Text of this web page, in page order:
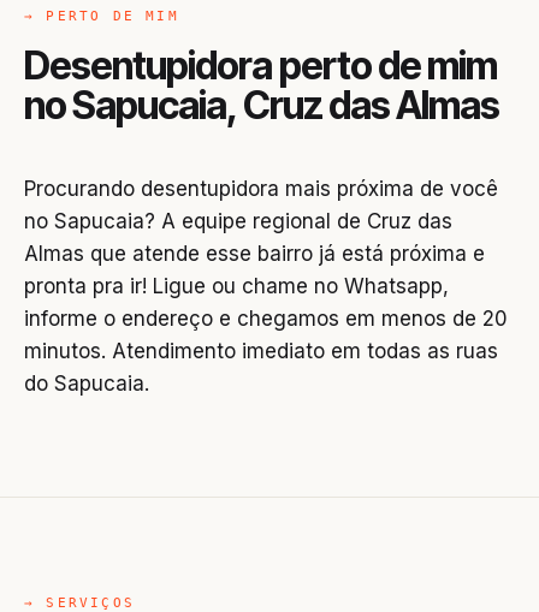
→ PERTO DE MIM
Desentupidora perto de mim
no Sapucaia, Cruz das Almas
Procurando desentupidora mais próxima de você
no Sapucaia? A equipe regional de Cruz das
Almas que atende esse bairro já está próxima e
pronta pra ir! Ligue ou chame no Whatsapp,
informe o endereço e chegamos em menos de 20
minutos. Atendimento imediato em todas as ruas
do Sapucaia.
→ SERVIÇOS